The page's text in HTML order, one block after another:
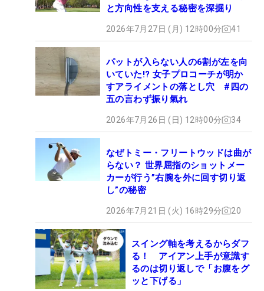
と方向性を支える秘密を深掘り
2026年7月27日 (月) 12時00分 41
パットが入らない人の6割が左を向
いていた!? 女子プロコーチが明か
すアライメントの落とし穴 #四の
五の言わず振り氣れ
2026年7月26日 (日) 12時00分 34
なぜトミー・フリートウッドは曲が
らない？ 世界屈指のショットメー
カーが行う”右腕を外に回す切り返
し”の秘密
2026年7月21日 (火) 16時29分 20
スイング軸を考えるからダフ
る！ アイアン上手が意識す
るのは切り返しで「お腹をグ
ッと下げる」